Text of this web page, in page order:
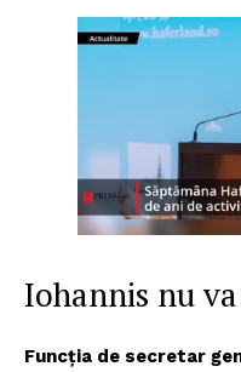
Iohannis nu
Funcția de secretar